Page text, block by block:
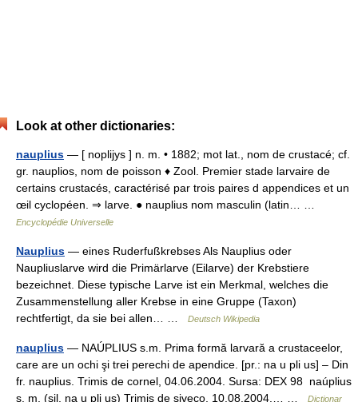
Look at other dictionaries:
nauplius — [ noplijys ] n. m. • 1882; mot lat., nom de crustacé; cf.
gr. nauplios, nom de poisson ♦ Zool. Premier stade larvaire de
certains crustacés, caractérisé par trois paires d appendices et un
œil cyclopéen. ⇒ larve. ● nauplius nom masculin (latin… …
Encyclopédie Universelle
Nauplius — eines Ruderfußkrebses Als Nauplius oder
Naupliuslarve wird die Primärlarve (Eilarve) der Krebstiere
bezeichnet. Diese typische Larve ist ein Merkmal, welches die
Zusammenstellung aller Krebse in eine Gruppe (Taxon)
rechtfertigt, da sie bei allen… …
Deutsch Wikipedia
nauplius — NAÚPLIUS s.m. Prima formă larvară a crustaceelor,
care are un ochi şi trei perechi de apendice. [pr.: na u pli us] – Din
fr. nauplius. Trimis de cornel, 04.06.2004. Sursa: DEX 98 naúplius
s. m. (sil. na u pli us) Trimis de siveco, 10.08.2004.… …
Dicționar